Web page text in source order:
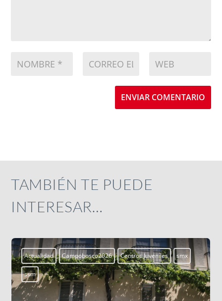
ENVIAR COMENTARIO
TAMBIÉN TE PUEDE
INTERESAR…
Actualidad Campobosco2026 Centros Juveniles smx
ssm